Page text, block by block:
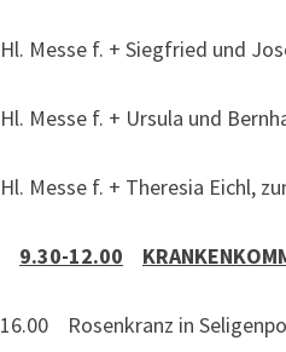
Hl. Messe f. + Siegfried und
Hl. Messe f. + Ursula und
Hl. Messe f. + Theresia Eichl,
9.30-12.00
16.00 Rosenkranz in